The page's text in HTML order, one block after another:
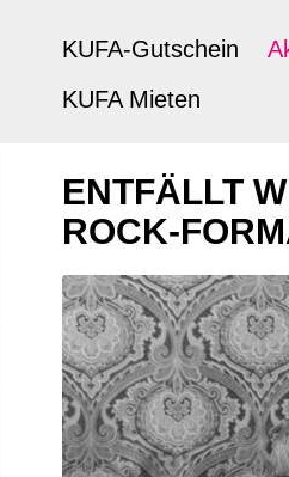
KUFA-Gutschein
KUFA Mieten
ENTFÄLLT
ROCK-